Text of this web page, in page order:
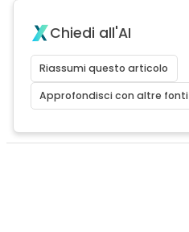
Chiedi all'AI
Riassumi questo articolo
Approfondisci con altre fonti